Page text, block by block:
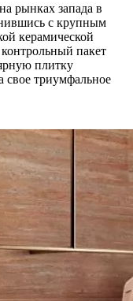
рынках запада в
с крупным
керамической
пакет
плитку
свое триумфальное